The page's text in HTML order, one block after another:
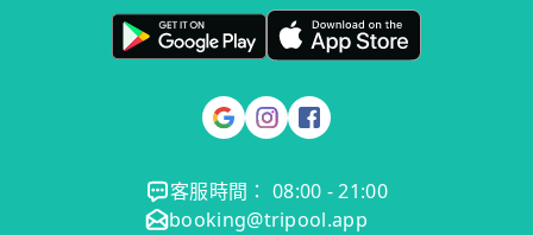
客服時間： 08:00 - 21:00
booking@tripool.app